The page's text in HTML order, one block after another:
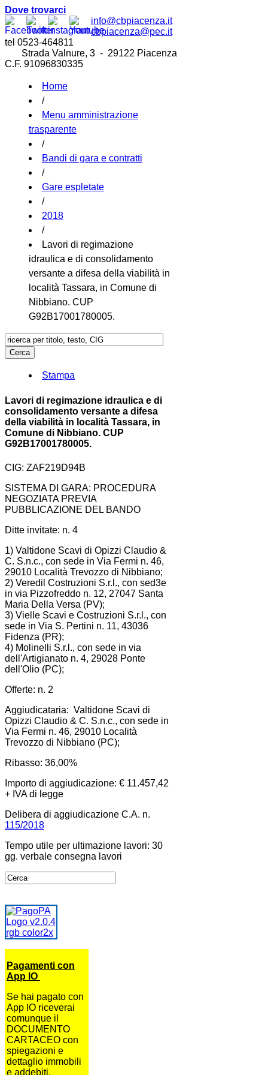
Dove trovarci
info@cbpiacenza.it
cbpiacenza@pec.it
tel 0523-464811
Strada Valnure, 3 - 29122 Piacenza
C.F. 91096830335
Home
/
Menu amministrazione
trasparente
/
Bandi di gara e contratti
/
Gare espletate
/
2018
/
Lavori di regimazione
idraulica e di consolidamento
versante a difesa della viabilità in
località Tassara, in Comune di
Nibbiano. CUP
G92B17001780005.
Stampa
Lavori di regimazione idraulica e di
consolidamento versante a difesa
della viabilità in località Tassara, in
Comune di Nibbiano. CUP
G92B17001780005.
CIG: ZAF219D94B
SISTEMA DI GARA: PROCEDURA
NEGOZIATA PREVIA
PUBBLICAZIONE DEL BANDO
Ditte invitate: n. 4
1) Valtidone Scavi di Opizzi Claudio &
C. S.n.c., con sede in Via Fermi n. 46,
29010 Località Trevozzo di Nibbiano;
2) Veredil Costruzioni S.r.l., con sed3e
in via Pizzofreddo n. 12, 27047 Santa
Maria Della Versa (PV);
3) Vielle Scavi e Costruzioni S.r.l., con
sede in Via S. Pertini n. 11, 43036
Fidenza (PR);
4) Molinelli S.r.l., con sede in via
dell'Artigianato n. 4, 29028 Ponte
dell'Olio (PC);
Offerte: n. 2
Aggiudicataria: Valtidone Scavi di
Opizzi Claudio & C. S.n.c., con sede in
Via Fermi n. 46, 29010 Località
Trevozzo di Nibbiano (PC);
Ribasso: 36,00%
Importo di aggiudicazione: € 11.457,42
+ IVA di legge
Delibera di aggiudicazione C.A. n.
115/2018
Tempo utile per ultimazione lavori: 30
gg. verbale consegna lavori
Pagamenti con
App IO
Se hai pagato con
App IO riceverai
comunque il
DOCUMENTO
CARTACEO con
spiegazioni e
dettaglio immobili
e addebiti.